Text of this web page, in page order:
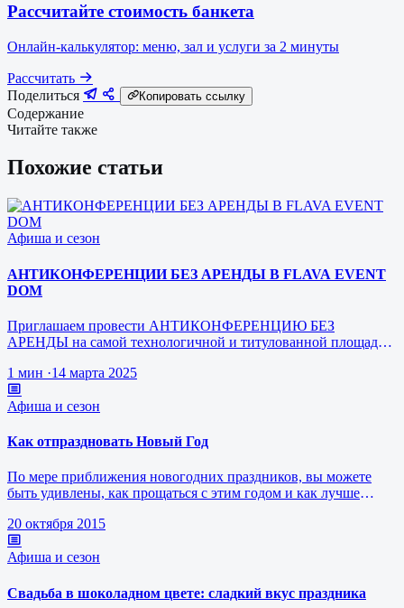
Рассчитайте стоимость банкета
Онлайн-калькулятор: меню, зал и услуги за 2 минуты
Рассчитать
Поделиться
Копировать ссылку
Содержание
Читайте также
Похожие статьи
Афиша и сезон
АНТИКОНФЕРЕНЦИИ БЕЗ АРЕНДЫ В FLAVA EVENT
DOM
Приглашаем провести АНТИКОНФЕРЕНЦИЮ БЕЗ
АРЕНДЫ на самой технологичной и титулованной площадке
1 мин ·14 марта 2025
Афиша и сезон
Как отпраздновать Новый Год
По мере приближения новогодних праздников, вы можете
быть удивлены, как прощаться с этим годом и как лучше
20 октября 2015
Афиша и сезон
Свадьба в шоколадном цвете: сладкий вкус праздника